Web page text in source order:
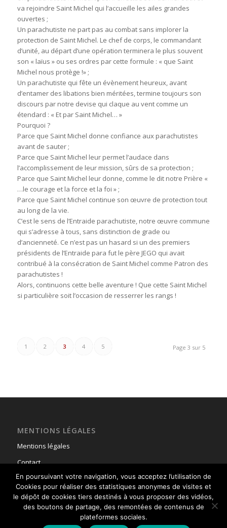
va rejoindre Saint Michel qui l‘accueille les ailes grandes
ouvertes ;
Un parachutiste ne part pas au combat sans implorer la
protection de Saint Michel. Le chef de corps, le commandant
d’unité, au départ d’une opération terminera le plus souvent
son « laïus » ou ses ordres par cette formule : « que Saint
Michel nous protège !» ;
Un parachutiste qui fête un évènement heureux, avant
d’entamer des libations bien méritées, termine toujours son
discours par notre devise qui claque au vent comme un
étendard : « Et par Saint Michel… »
Pourquoi ?
Parce que Saint Michel donne confiance aux parachutistes
avant de sauter ;
Parce que Saint Michel leur permet l’audace dans
l’accomplissement de leur mission, sûrs de sa protection ;
Parce que Saint Michel leur donne, comme le dit notre Prière «
…le courage et la force et la foi » ;
Parce que Saint Michel continue son œuvre de protection tout
au long de la vie.
C’est le sens de l’Entraide parachutiste, notre œuvre commune
qui s’adresse à tous, sans distinction de grade ou
d’ancienneté. Ce n’est pas un hasard si un des premiers
présidents de l’Entraide para fut le père JEGO qui avait
contribué à la consécration de Saint Michel comme Patron des
parachutistes !
Alors, continuons cette belle aventure ! Que cette Saint Michel
si particulière soit l’occasion de resserrer les rangs !
Page 3 sur 5
1 2 3 4 5
MENTIONS LÉGALES
Mentions légales
Contact
© Copyright - Union Nationale des Parachutistes -powered by Enfold
En poursuivant votre navigation, vous acceptez l’utilisation de
Cookies pour réaliser des statistiques anonymes de visites et
le dépôt de cookies tiers destinés à vous proposer des vidéos,
des boutons de partage, des remontées de contenus de
plateformes sociales.